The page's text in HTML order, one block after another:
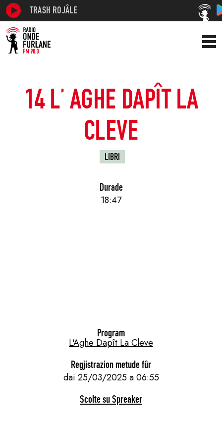
TRASH ROJÂLE
14 L’ AGHE DAPÎT LA
CLEVE
LIBRI
Durade
18:47
Program
L'Aghe Dapît La Cleve
Regjistrazion metude fûr
dai 25/03/2025 a 06:55
Scolte su Spreaker